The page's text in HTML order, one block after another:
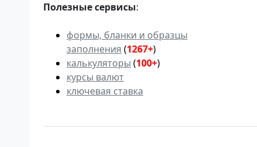
Полезные сервисы:
формы, бланки и образцы
заполнения (1267+)
калькуляторы (100+)
курсы валют
ключевая ставка